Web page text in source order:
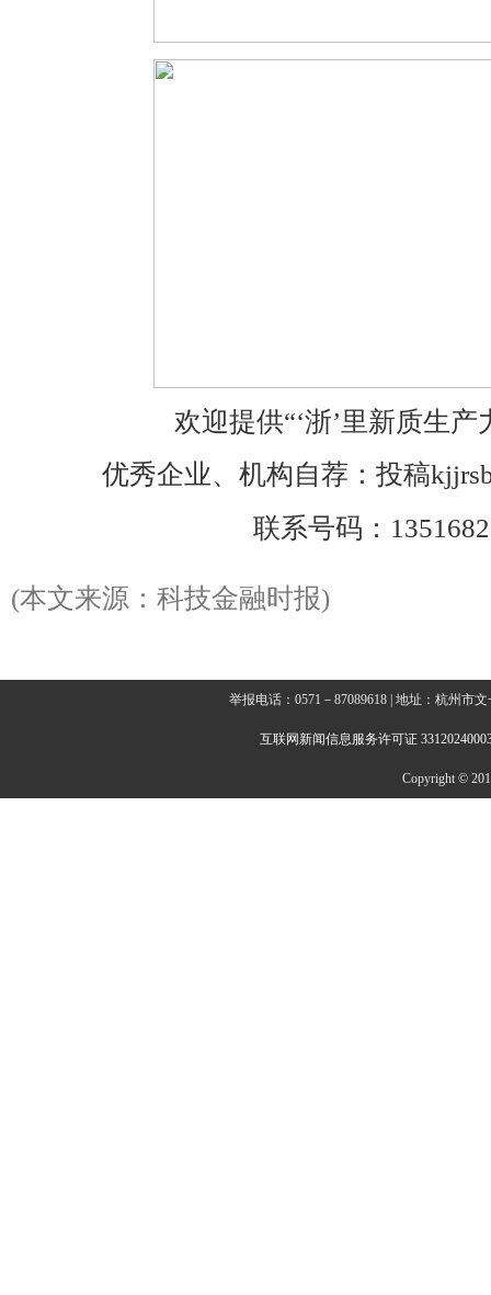
欢迎提供“‘浙’里新质生产
优秀企业、机构自荐：投稿
联系号码：
(本文来源：科技金融时报)
举报电话：0571－87089618 | 地址：杭州市
互联网新闻信息服务许可证
Copyright ©